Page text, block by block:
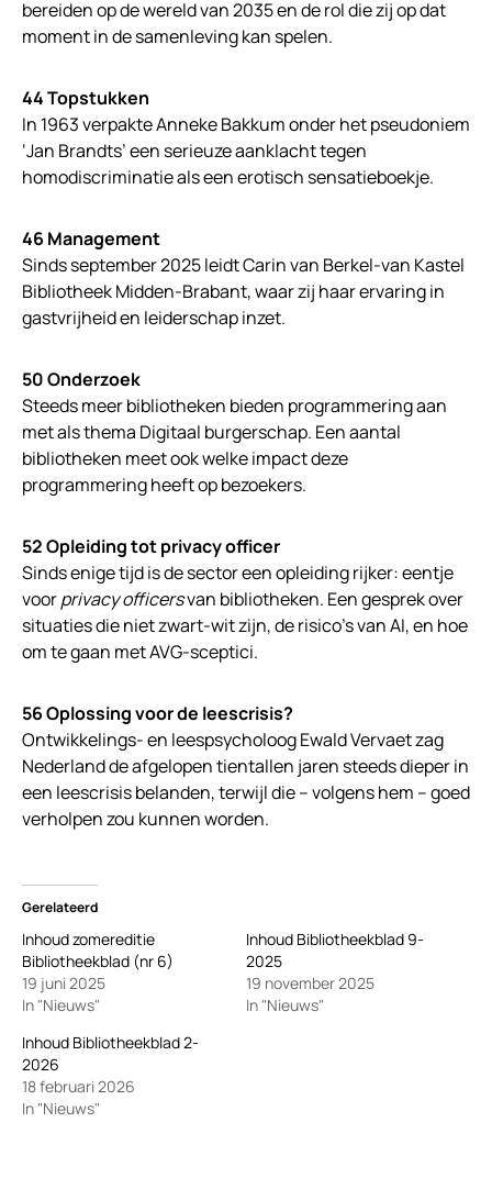
bereiden op de wereld van 2035 en de rol die zij op dat
moment in de samenleving kan spelen.
44 Topstukken
In 1963 verpakte Anneke Bakkum onder het pseudoniem
‘Jan Brandts’ een serieuze aanklacht tegen
homodiscriminatie als een erotisch sensatieboekje.
46 Management
Sinds september 2025 leidt Carin van Berkel-van Kastel
Bibliotheek Midden-Brabant, waar zij haar ervaring in
gastvrijheid en leiderschap inzet.
50 Onderzoek
Steeds meer bibliotheken bieden programmering aan
met als thema Digitaal burgerschap. Een aantal
bibliotheken meet ook welke impact deze
programmering heeft op bezoekers.
52 Opleiding tot privacy officer
Sinds enige tijd is de sector een opleiding rijker: eentje
voorprivacy officersvan bibliotheken. Een gesprek over
situaties die niet zwart-wit zijn, de risico’s van AI, en hoe
om te gaan met AVG-sceptici.
56 Oplossing voor de leescrisis?
Ontwikkelings- en leespsycholoog Ewald Vervaet zag
Nederland de afgelopen tientallen jaren steeds dieper in
een leescrisis belanden, terwijl die – volgens hem – goed
verholpen zou kunnen worden.
Gerelateerd
Inhoud zomereditie
Bibliotheekblad (nr 6)
19 juni 2025
In "Nieuws"
Inhoud Bibliotheekblad 9-
2025
19 november 2025
In "Nieuws"
Inhoud Bibliotheekblad 2-
2026
18 februari 2026
In "Nieuws"